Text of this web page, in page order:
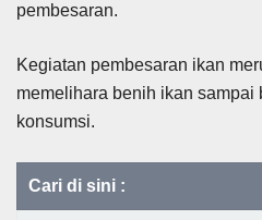
pembesaran.
Kegiatan pembesaran ikan
memelihara benih ikan sampai
konsumsi.
Cari di sini :